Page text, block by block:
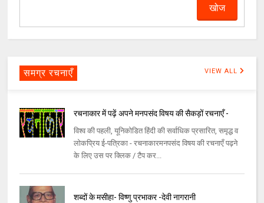
समग्र रचनाएँ VIEW ALL
रचनाकार में पढ़ें अपने मनपसंद विषय की सैकड़ों रचनाएँ -
विश्व की पहली, यूनिकोडित हिंदी की सर्वाधिक प्रसारित, समृद्ध व
लोकप्रिय ई-पत्रिका - रचनाकारमनपसंद विषय की रचनाएँ पढ़ने
के लिए उस पर क्लिक / टैप कर...
शब्दों के मसीहा- विष्णु प्रभाकर -देवी नागरानी